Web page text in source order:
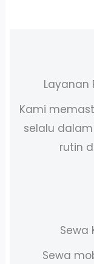
Layanan
Kami
selalu
rutin
Sewa
Sewa